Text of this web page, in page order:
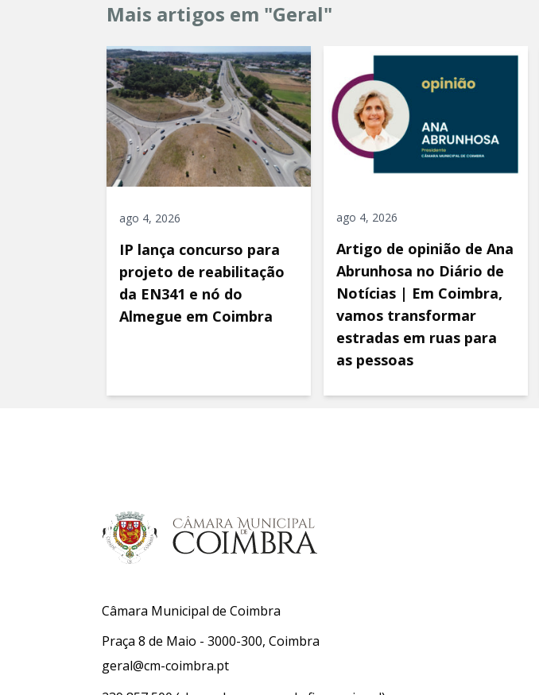
Mais artigos em "Geral"
ago 4, 2026
IP lança concurso para
projeto de reabilitação
da EN341 e nó do
Almegue em Coimbra
ago 4, 2026
Artigo de opinião de Ana
Abrunhosa no Diário de
Notícias | Em Coimbra,
vamos transformar
estradas em ruas para
as pessoas
Câmara Municipal de Coimbra
Praça 8 de Maio - 3000-300, Coimbra
geral@cm-coimbra.pt